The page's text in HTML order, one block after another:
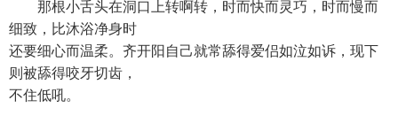
那根小舌头在洞口上转啊转，时而快而灵巧，时而慢而
细致，比沐浴净身时
还要细心而温柔。齐开阳自己就常舔得爱侣如泣如诉，现下
则被舔得咬牙切齿，
不住低吼。